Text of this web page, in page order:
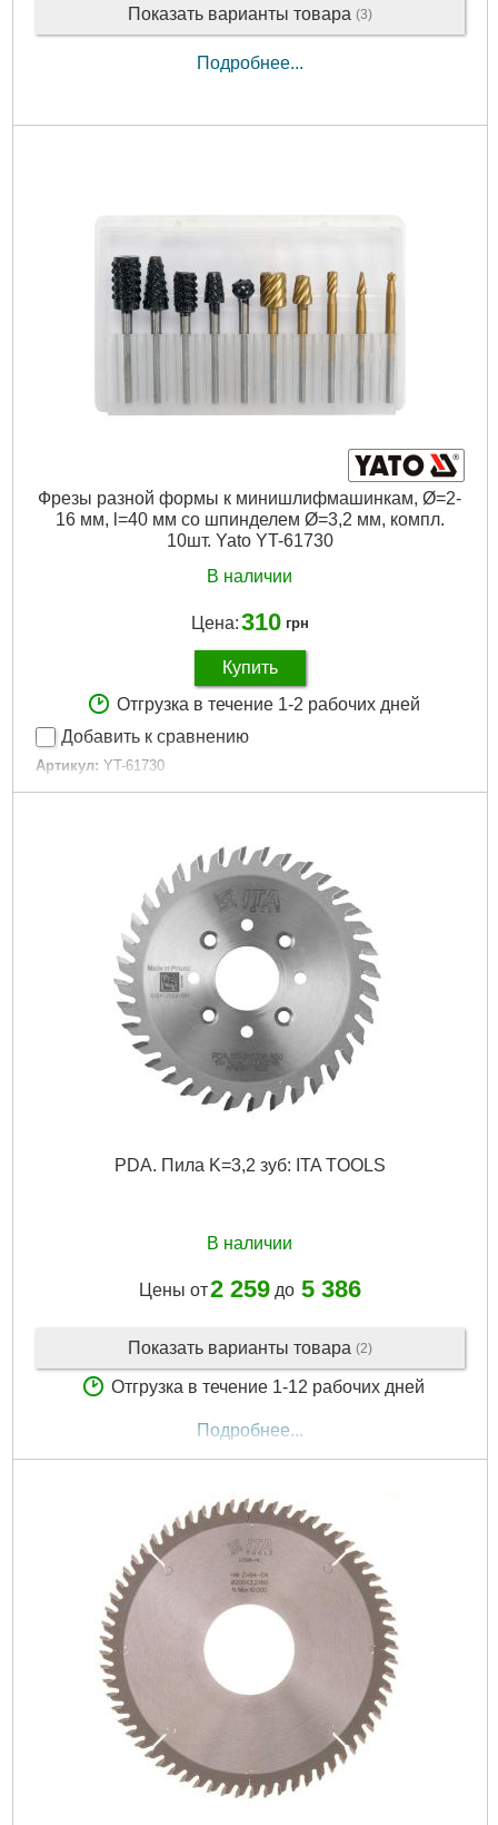
Показать варианты товара (3)
Подробнее...
Фрезы разной формы к минишлифмашинкам, Ø=2-
16 мм, l=40 мм со шпинделем Ø=3,2 мм, компл.
10шт. Yato YT-61730
В наличии
Цена:310 грн
Купить
Отгрузка в течение 1-2 рабочих дней
Добавить к сравнению
Артикул: YT-61730
Код товара: 29.40.53
Подробнее...
PDA. Пила K=3,2 зуб: ITA TOOLS
В наличии
Цены от2 259до 5 386
Показать варианты товара (2)
Отгрузка в течение 1-12 рабочих дней
Подробнее...